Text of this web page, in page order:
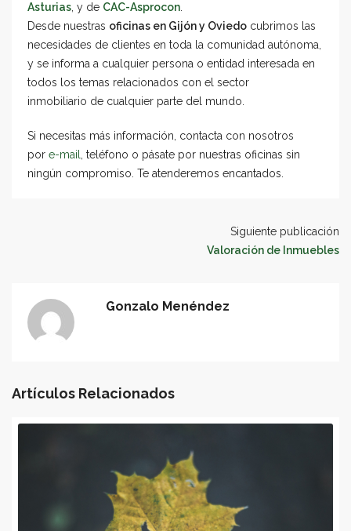
Asturias , y de CAC-Asprocon
Desde nuestras oficinas en Gijón y Oviedo cubrimos las
necesidades de clientes en toda la comunidad autónoma,
y se informa a cualquier persona o entidad interesada en
todos los temas relacionados con el sector
inmobiliario de cualquier parte del mundo.
Si necesitas más información, contacta con nosotros
por e-mail
, teléfono o pásate por nuestras oficinas sin
ningún compromiso. Te atenderemos encantados.
Siguiente publicación
Valoración de Inmuebles
Gonzalo Menéndez
Artículos Relacionados